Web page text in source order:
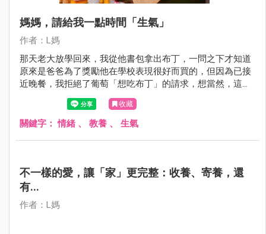
媽媽，請給我一點時間「生氣」
作者：L媽
那天老大放學回來，我從他書包拿出布丁，一問之下才知道
原來是爸爸為了獎勵他在學校表現很好而買的，但因為已接
近晚餐，我拒絕了葡萄「想吃布丁」的請求，想當然，這小
子便開始「鬧脾氣」。
收藏
關鍵字：情緒 、 教養 、 生氣
不一樣的愛，讓「家」更完整：收養、寄養，還
有...
作者：L媽